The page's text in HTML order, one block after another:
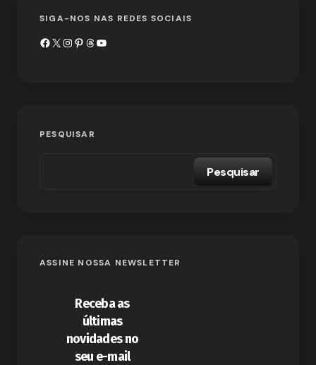
SIGA-NOS NAS REDES SOCIAIS
PESQUISAR
Pesquisar
ASSINE NOSSA NEWSLETTER
Receba as
últimas
novidades no
seu e-mail